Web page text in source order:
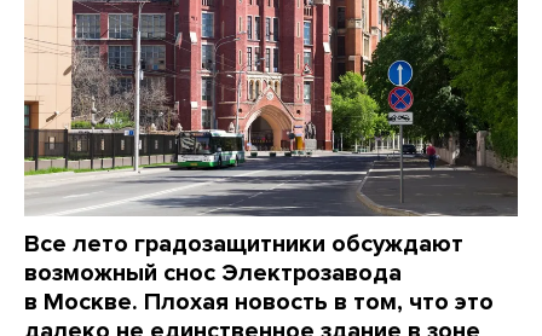
Все лето градозащитники обсуждают
возможный снос Электрозавода
в Москве. Плохая новость в том, что это